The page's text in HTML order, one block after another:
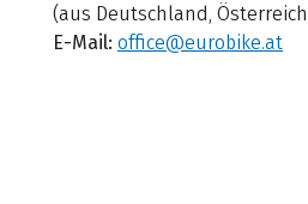
(aus Deutschland,
E-Mail: office@eurobike.at